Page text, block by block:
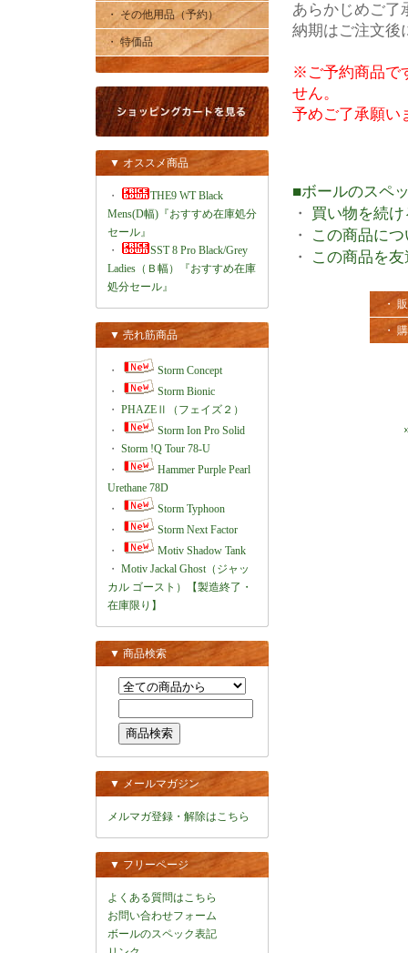
・ その他用品（予約）
・ 特価品
▼ オススメ商品
・
THE9 WT Black
Mens(D幅)『おすすめ在庫処分
セール』
・
SST 8 Pro Black/Grey
Ladies（Ｂ幅）『おすすめ在庫
処分セール』
▼ 売れ筋商品
・
Storm Concept
・
Storm Bionic
・ PHAZEⅡ（フェイズ２）
・
Storm Ion Pro Solid
・ Storm !Q Tour 78-U
・
Hammer Purple Pearl
Urethane 78D
・
Storm Typhoon
・
Storm Next Factor
・
Motiv Shadow Tank
・ Motiv Jackal Ghost（ジャッ
カル ゴースト）【製造終了・
在庫限り】
▼ 商品検索
▼ メールマガジン
メルマガ登録・解除はこちら
▼ フリーページ
よくある質問はこちら
お問い合わせフォーム
ボールのスペック表記
あらかじめご了
納期はご注文後
※ご予約商品で
せん。
予めご了承願い
■ボールのスペ
・ 買い物を続け
・
この商品に
・
この商品を
・
・